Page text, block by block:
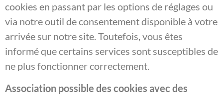
cookies en passant par les options de réglages ou
via notre outil de consentement disponible à votre
arrivée sur notre site. Toutefois, vous êtes
informé que certains services sont susceptibles de
ne plus fonctionner correctement.
Association possible des cookies avec des